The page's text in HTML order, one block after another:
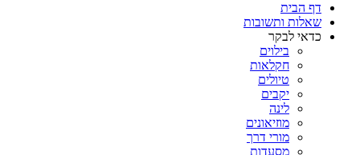
דף הבית
שאלות ותשובות
כדאי לבקר
בילוים
חקלאות
טיולים
יקבים
לינה
מוזיאונים
מורי דרך
מסעדות